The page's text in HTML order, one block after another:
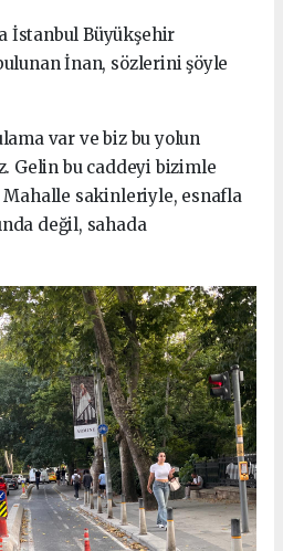
İstanbul Büyükşehir
İnan, sözlerini şöyle
var ve biz bu yolun
Gelin bu caddeyi bizimle
sakinleriyle, esnafla
değil, sahada